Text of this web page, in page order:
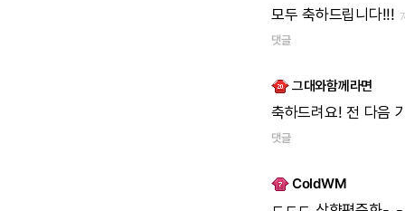
모두 축하드립니다!!!
댓글
그대와함께라면
축하드려요! 전 다음
댓글
ColdWM